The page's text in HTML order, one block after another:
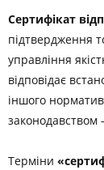
Сертифікат
підтвердження
управління
відповідає
іншого
Терміни